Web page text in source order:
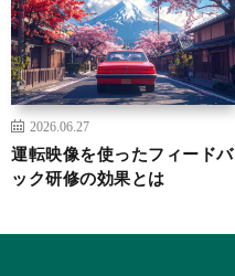
2026.06.27
運転映像を使ったフィードバ
ック研修の効果とは